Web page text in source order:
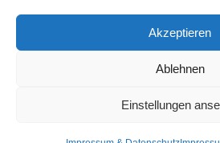
Akzeptieren
Ablehnen
Einstellungen